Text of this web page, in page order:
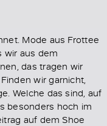
Mode aus Frottee
wir aus dem
das tragen wir
wir garnicht,
Welche das sind, auf
besonders hoch im
auf dem Shoe